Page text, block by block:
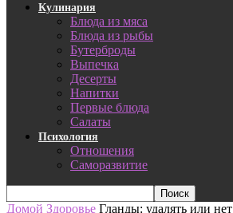
Кулинария
Блюда из мяса
Блюда из рыбы
Бутерброды
Выпечка
Десерты
Напитки
Первые блюда
Салаты
Психология
Отношения
Саморазвитие
Домой Здоровье Гланды: удалять или нет